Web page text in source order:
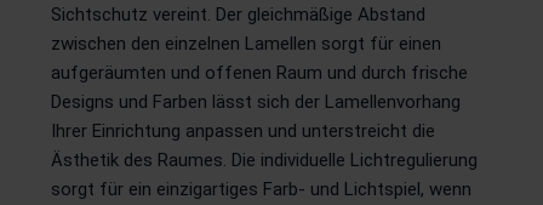
Sichtschutz vereint. Der gleichmäßige Abstand
zwischen den einzelnen Lamellen sorgt für einen
aufgeräumten und offenen Raum und durch frische
Designs und Farben lässt sich der Lamellenvorhang
Ihrer Einrichtung anpassen und unterstreicht die
Ästhetik des Raumes. Die individuelle Lichtregulierung
sorgt für ein einzigartiges Farb- und Lichtspiel, wenn